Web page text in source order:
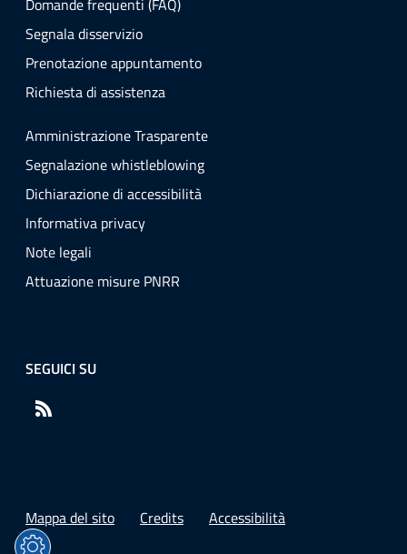
Domande frequenti (FAQ)
Segnala disservizio
Prenotazione appuntamento
Richiesta di assistenza
Amministrazione Trasparente
Segnalazione whistleblowing
Dichiarazione di accessibilità
Informativa privacy
Note legali
Attuazione misure PNRR
SEGUICI SU
Mappa del sito Credits Accessibilità